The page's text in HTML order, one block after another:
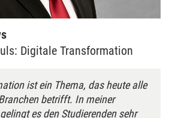
Digitale Transformation
ist ein Thema, das heute alle
betrifft. In meiner
es den Studierenden sehr